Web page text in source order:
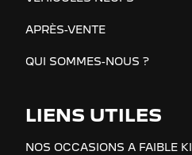
APRÈS-VENTE
QUI SOMMES-NOUS ?
LIENS UTILES
NOS OCCASIONS A FAIBLE